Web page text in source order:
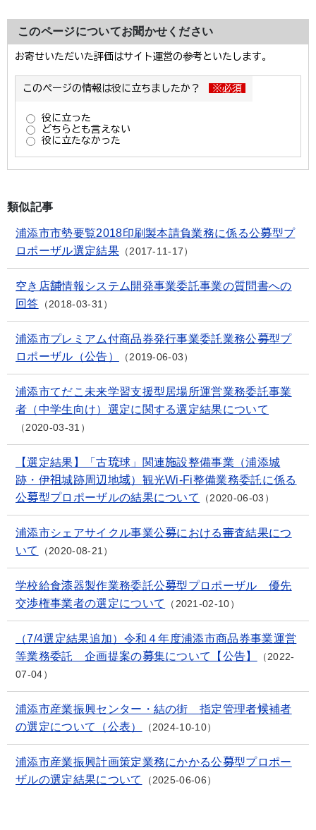
このページについてお聞かせください
類似記事
浦添市市勢要覧2018印刷製本請負業務に係る公募型プ
ロポーザル選定結果
2017-11-17
空き店舗情報システム開発事業委託事業の質問書への
回答
2018-03-31
浦添市プレミアム付商品券発行事業委託業務公募型プ
ロポーザル（公告）
2019-06-03
浦添市てだこ未来学習支援型居場所運営業務委託事業
者（中学生向け）選定に関する選定結果について
2020-03-31
【選定結果】「古琉球」関連施設整備事業（浦添城
跡・伊祖城跡周辺地域）観光Wi-Fi整備業務委託に係る
公募型プロポーザルの結果について
2020-06-03
浦添市シェアサイクル事業公募における審査結果につ
いて
2020-08-21
学校給食漆器製作業務委託公募型プロポーザル 優先
交渉権事業者の選定について
2021-02-10
（7/4選定結果追加）令和４年度浦添市商品券事業運営
等業務委託 企画提案の募集について【公告】
2022-
07-04
浦添市産業振興センター・結の街 指定管理者候補者
の選定について（公表）
2024-10-10
浦添市産業振興計画策定業務にかかる公募型プロポー
ザルの選定結果について
2025-06-06